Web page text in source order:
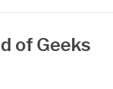
of Geeks